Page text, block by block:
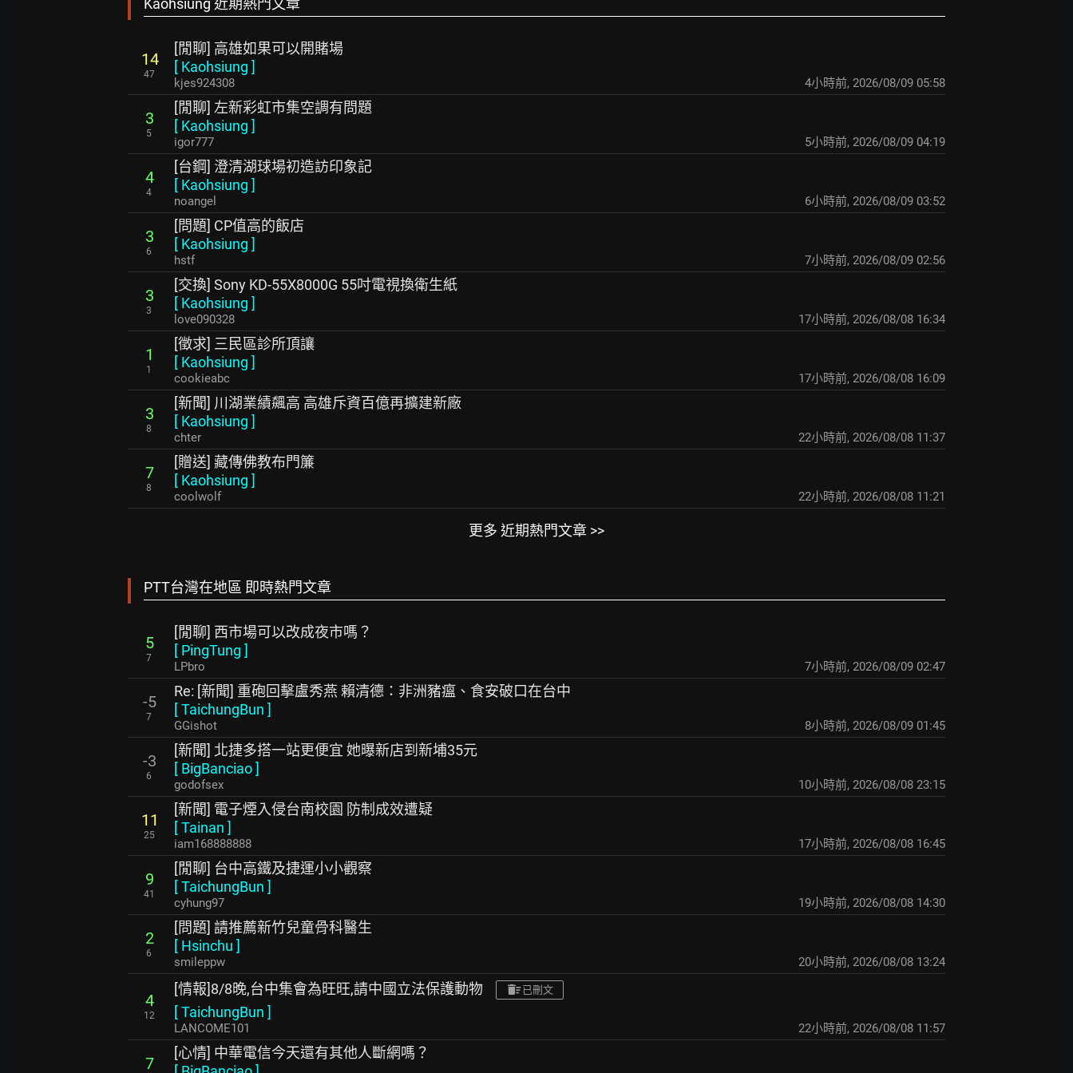
Kaohsiung 近期熱門文章
14
47
[閒聊] 高雄如果可以開賭場
[ Kaohsiung ]
kjes924308 4小時前, 2026/08/09 05:58
3
5
[閒聊] 左新彩虹市集空調有問題
[ Kaohsiung ]
igor777 5小時前, 2026/08/09 04:19
4
4
[台鋼] 澄清湖球場初造訪印象記
[ Kaohsiung ]
noangel 6小時前, 2026/08/09 03:52
3
6
[問題] CP值高的飯店
[ Kaohsiung ]
hstf 7小時前, 2026/08/09 02:56
3
3
[交換] Sony KD-55X8000G 55吋電視換衛生紙
[ Kaohsiung ]
love090328 17小時前, 2026/08/08 16:34
1
1
[徵求] 三民區診所頂讓
[ Kaohsiung ]
cookieabc 17小時前, 2026/08/08 16:09
3
8
[新聞] 川湖業績飆高 高雄斥資百億再擴建新廠
[ Kaohsiung ]
chter 22小時前, 2026/08/08 11:37
7
8
[贈送] 藏傳佛教布門簾
[ Kaohsiung ]
coolwolf 22小時前, 2026/08/08 11:21
更多 近期熱門文章 >>
PTT台灣在地區 即時熱門文章
5
7
[閒聊] 西市場可以改成夜市嗎？
[ PingTung ]
LPbro 7小時前, 2026/08/09 02:47
-5
7
Re: [新聞] 重砲回擊盧秀燕 賴清德：非洲豬瘟、食安破口在台中
[TaichungBun ]
GGishot 8小時前, 2026/08/09 01:45
-3
6
[新聞] 北捷多搭一站更便宜 她曝新店到新埔35元
[ BigBanciao]
godofsex 10小時前, 2026/08/08 23:15
11
25
[新聞] 電子煙入侵台南校園 防制成效遭疑
[Tainan ]
iam168888888 17小時前, 2026/08/08 16:45
9
41
[閒聊] 台中高鐵及捷運小小觀察
[TaichungBun ]
cyhung97 19小時前, 2026/08/08 14:30
2
6
[問題] 請推薦新竹兒童骨科醫生
[ Hsinchu ]
smileppw 20小時前, 2026/08/08 13:24
4
12
[情報]8/8晚,台中集會為旺旺,請中國立法保護動物 已刪文
[TaichungBun ]
LANCOME101 22小時前, 2026/08/08 11:57
7
[心情] 中華電信今天還有其他人斷網嗎？